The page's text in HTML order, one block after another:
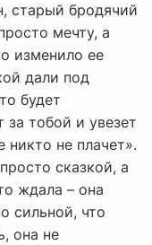
старый бродячий
мечту, а
изменило ее
дали под
будет
тобой и увезет
никто не плачет».
сказкой, а
ждала – она
сильной, что
она не